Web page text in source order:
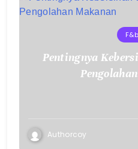
F&b
Pentingnya
Authorcoy